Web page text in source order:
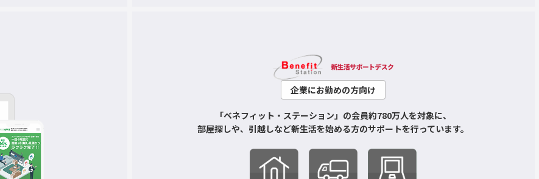
企業にお勤めの方向け
「ベネフィット・ステーション」の会員約780万人を対象に、
部屋探しや、引越しなど新生活を始める方のサポートを行っています。